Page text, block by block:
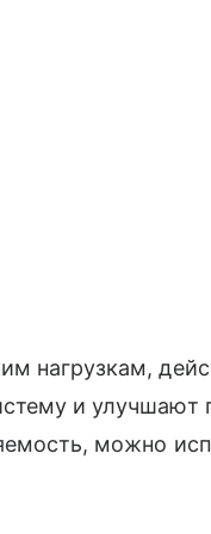
нагрузкам,
и улучшают
можно